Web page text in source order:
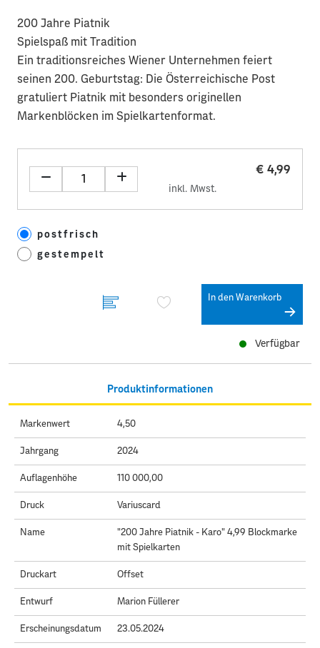
200 Jahre Piatnik
Spielspaß mit Tradition
Ein traditionsreiches Wiener Unternehmen feiert
seinen 200. Geburtstag: Die Österreichische Post
gratuliert Piatnik mit besonders originellen
Markenblöcken im Spielkartenformat.
€ 4,99
inkl. Mwst.
postfrisch
gestempelt
In den Warenkorb
Verfügbar
Produktinformationen
Markenwert 4,50
Jahrgang 2024
Auflagenhöhe 110 000,00
Druck Variuscard
Name
"200 Jahre Piatnik - Karo" 4,99 Blockmarke
mit Spielkarten
Druckart Offset
Entwurf Marion Füllerer
Erscheinungsdatum 23.05.2024